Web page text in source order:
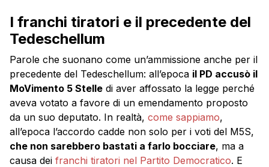
I franchi tiratori e il precedente del
Tedeschellum
Parole che suonano come un’ammissione anche per il
precedente del Tedeschellum: all’epoca il PD accusò il
MoVimento 5 Stelle di aver affossato la legge perché
aveva votato a favore di un emendamento proposto
da un suo deputato. In realtà, come sappiamo,
all’epoca l’accordo cadde non solo per i voti del M5S,
che non sarebbero bastati a farlo bocciare, ma a
causa dei franchi tiratori nel Partito Democratico. E